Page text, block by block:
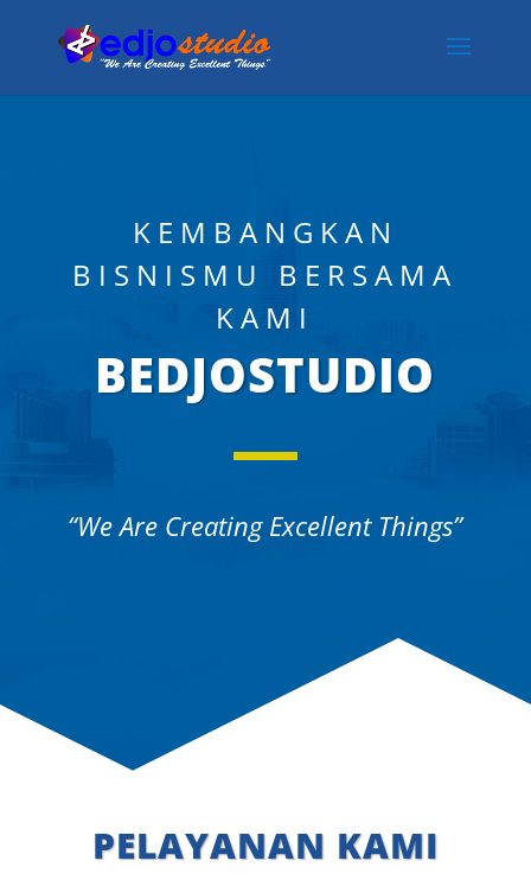
KEMBANGKAN
BISNISMU BERSAMA
KAMI
BEDJOSTUDIO
“We Are Creating Excellent Things”
PELAYANAN KAMI